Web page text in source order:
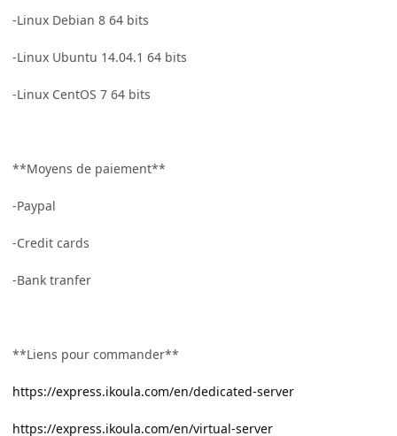
-Linux Debian 8 64 bits
-Linux Ubuntu 14.04.1 64 bits
-Linux CentOS 7 64 bits
**Moyens de paiement**
-Paypal
-Credit cards
-Bank tranfer
**Liens pour commander**
https://express.ikoula.com/en/dedicated-server
https://express.ikoula.com/en/virtual-server